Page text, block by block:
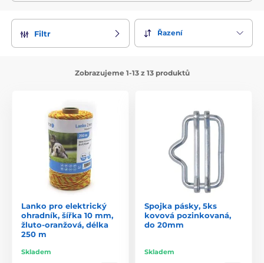
Filtr Řazení
Zobrazujeme 1-13 z 13 produktů
Lanko pro elektrický
ohradník, šířka 10 mm,
žluto-oranžová, délka
250 m
Skladem
Spojka pásky, 5ks
kovová pozinkovaná,
do 20mm
Skladem